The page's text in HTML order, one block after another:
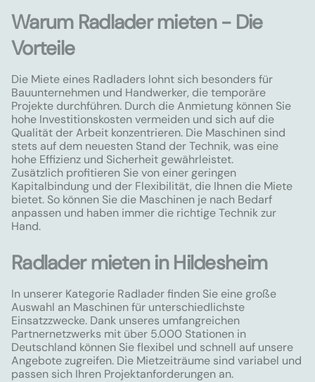
Warum Radlader mieten - Die
Vorteile
Die Miete eines Radladers lohnt sich besonders für
Bauunternehmen und Handwerker, die temporäre
Projekte durchführen. Durch die Anmietung können Sie
hohe Investitionskosten vermeiden und sich auf die
Qualität der Arbeit konzentrieren. Die Maschinen sind
stets auf dem neuesten Stand der Technik, was eine
hohe Effizienz und Sicherheit gewährleistet.
Zusätzlich profitieren Sie von einer geringen
Kapitalbindung und der Flexibilität, die Ihnen die Miete
bietet. So können Sie die Maschinen je nach Bedarf
anpassen und haben immer die richtige Technik zur
Hand.
Radlader mieten in Hildesheim
In unserer Kategorie Radlader finden Sie eine große
Auswahl an Maschinen für unterschiedlichste
Einsatzzwecke. Dank unseres umfangreichen
Partnernetzwerks mit über 5.000 Stationen in
Deutschland können Sie flexibel und schnell auf unsere
Angebote zugreifen. Die Mietzeiträume sind variabel und
passen sich Ihren Projektanforderungen an.